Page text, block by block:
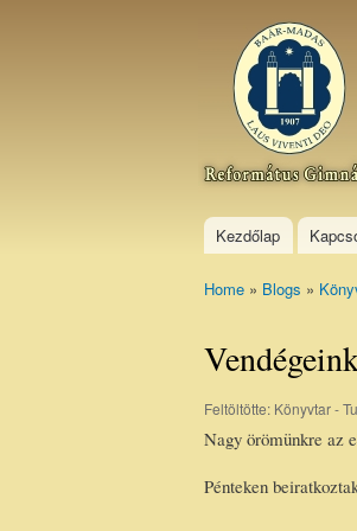
Baár–
Madas
Református
Gimnázium,
Általános
Kollégium
Kezdőlap
Home » Blogs »
Feltöltötte: Könyvtar-
Nagy örömünkre az
Pénteken